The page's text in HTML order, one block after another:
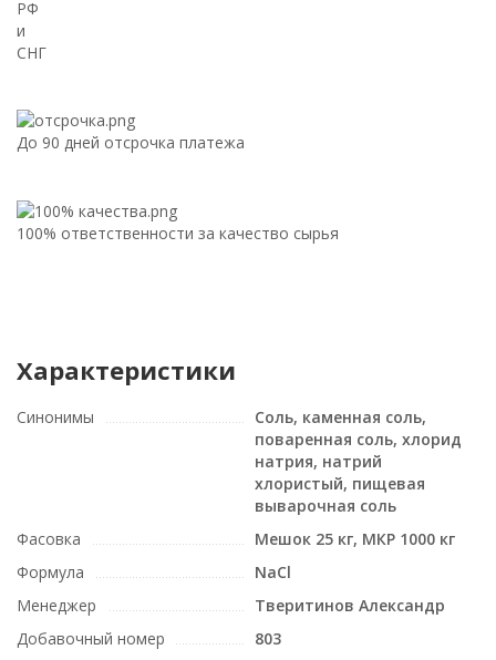
РФ
и
СНГ
До 90 дней отсрочка платежа
100% ответственности за качество сырья
Характеристики
Синонимы
Соль, каменная соль,
поваренная соль, хлорид
натрия, натрий
хлористый, пищевая
выварочная соль
Фасовка
Мешок 25 кг, МКР 1000 кг
Формула
NaCl
Менеджер
Тверитинов Александр
Добавочный номер
803